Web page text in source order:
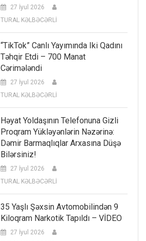
27 İyul 2026
TURAL KƏLBƏCƏRLİ
“TikTok” Canlı Yayımında Iki Qadını
Təhqir Etdi – 700 Manat
Cərimələndi
27 İyul 2026
TURAL KƏLBƏCƏRLİ
Həyat Yoldaşının Telefonuna Gizli
Proqram Yükləyənlərin Nəzərinə:
Dəmir Barmaqlıqlar Arxasına Düşə
Bilərsiniz!
27 İyul 2026
TURAL KƏLBƏCƏRLİ
35 Yaşlı Şəxsin Avtomobilindən 9
Kiloqram Narkotik Tapıldı – VİDEO
27 İyul 2026